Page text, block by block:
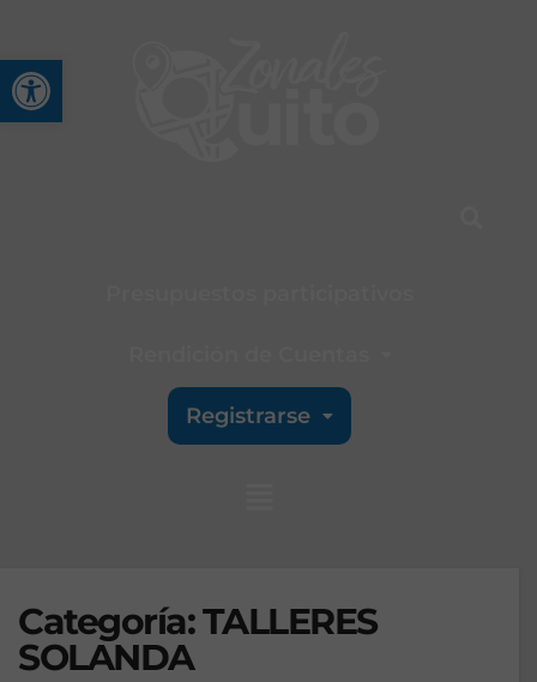
Abrir barra de
Registrarse
Categoría:TALLERES
SOLANDA